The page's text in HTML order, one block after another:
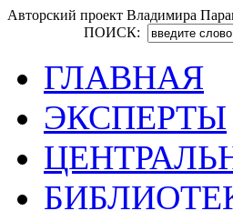
Авторский проект Владимира
ПОИСК:
ГЛАВНАЯ
ЭКСПЕРТЫ